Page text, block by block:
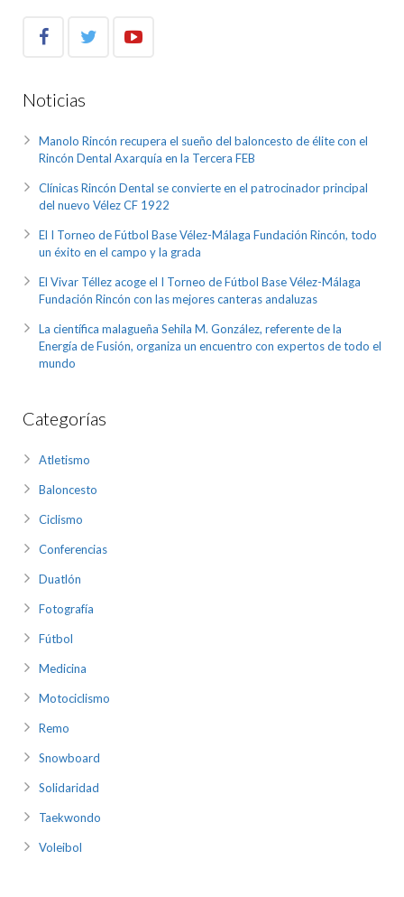
Noticias
Manolo Rincón recupera el sueño del baloncesto de élite con el
Rincón Dental Axarquía en la Tercera FEB
Clínicas Rincón Dental se convierte en el patrocinador principal
del nuevo Vélez CF 1922
El I Torneo de Fútbol Base Vélez-Málaga Fundación Rincón, todo
un éxito en el campo y la grada
El Vivar Téllez acoge el I Torneo de Fútbol Base Vélez-Málaga
Fundación Rincón con las mejores canteras andaluzas
La científica malagueña Sehila M. González, referente de la
Energía de Fusión, organiza un encuentro con expertos de todo el
mundo
Categorías
Atletismo
Baloncesto
Ciclismo
Conferencias
Duatlón
Fotografía
Fútbol
Medicina
Motociclismo
Remo
Snowboard
Solidaridad
Taekwondo
Voleibol